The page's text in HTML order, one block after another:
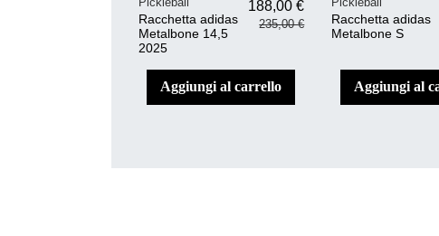
Racchetta adidas
Metalbone 14,5
2025
188,00 €
235,00 €
aggiungi al carrello
Racchetta adidas
Metalbone S
aggiungi al